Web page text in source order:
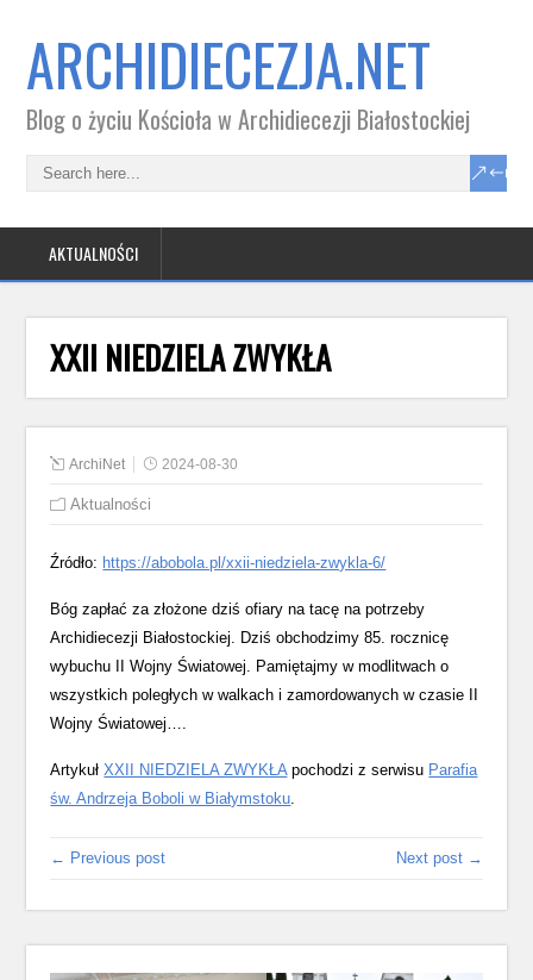
ARCHIDIECEZJA.NET
Blog o życiu Kościoła w Archidiecezji Białostockiej
AKTUALNOŚCI
XXII NIEDZIELA ZWYKŁA
ArchiNet 2024-08-30
Aktualności
Źródło: https://abobola.pl/xxii-niedziela-zwykla-6/
Bóg zapłać za złożone dziś ofiary na tacę na potrzeby
Archidiecezji Białostockiej. Dziś obchodzimy 85. rocznicę
wybuchu II Wojny Światowej. Pamiętajmy w modlitwach o
wszystkich poległych w walkach i zamordowanych w czasie II
Wojny Światowej….
ArtykułXXII NIEDZIELA ZWYKŁApochodzi z serwisu Parafia
św. Andrzeja Boboli w Białymstoku.
← Previous post Next post →